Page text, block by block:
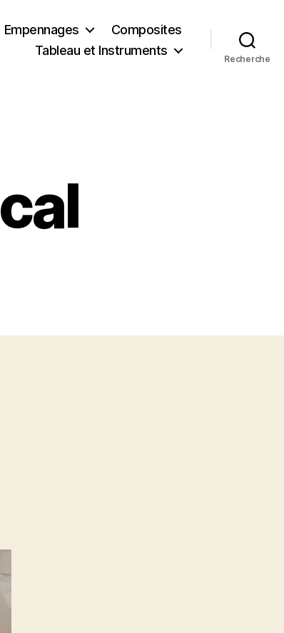
Empennages
Composites
Tableau et Instruments
Recherche